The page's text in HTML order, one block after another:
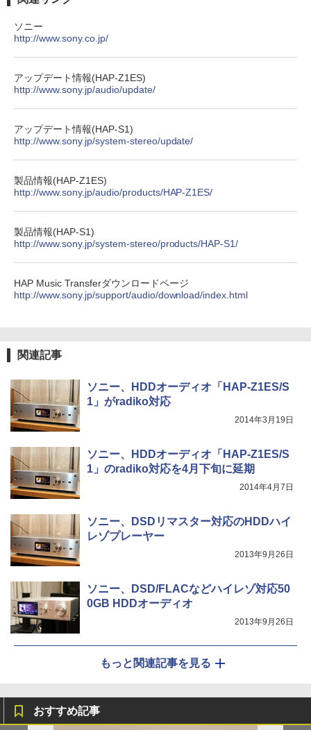
ソニー
http://www.sony.co.jp/
アップデート情報(HAP-Z1ES)
http://www.sony.jp/audio/update/
アップデート情報(HAP-S1)
http://www.sony.jp/system-stereo/update/
製品情報(HAP-Z1ES)
http://www.sony.jp/audio/products/HAP-Z1ES/
製品情報(HAP-S1)
http://www.sony.jp/system-stereo/products/HAP-S1/
HAP Music Transferダウンロードページ
http://www.sony.jp/support/audio/download/index.html
関連記事
ソニー、HDDオーディオ「HAP-Z1ES/S
1」がradiko対応
2014年3月19日
ソニー、HDDオーディオ「HAP-Z1ES/S
1」のradiko対応を4月下旬に延期
2014年4月7日
ソニー、DSDリマスター対応のHDDハイ
レゾプレーヤー
2013年9月26日
ソニー、DSD/FLACなどハイレゾ対応50
0GB HDDオーディオ
2013年9月26日
もっと関連記事を見る
おすすめ記事